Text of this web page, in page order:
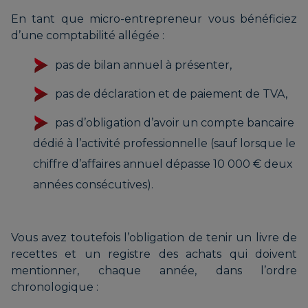
En tant que micro-entrepreneur vous bénéficiez
d’une comptabilité allégée :
pas de bilan annuel à présenter,
pas de déclaration et de paiement de TVA,
pas d’obligation d’avoir un compte bancaire
dédié à l’activité professionnelle (sauf lorsque le
chiffre d’affaires annuel dépasse 10 000 € deux
années consécutives).
Vous avez toutefois l’obligation de tenir un livre de
recettes et un registre des achats qui doivent
mentionner, chaque année, dans l’ordre
chronologique :